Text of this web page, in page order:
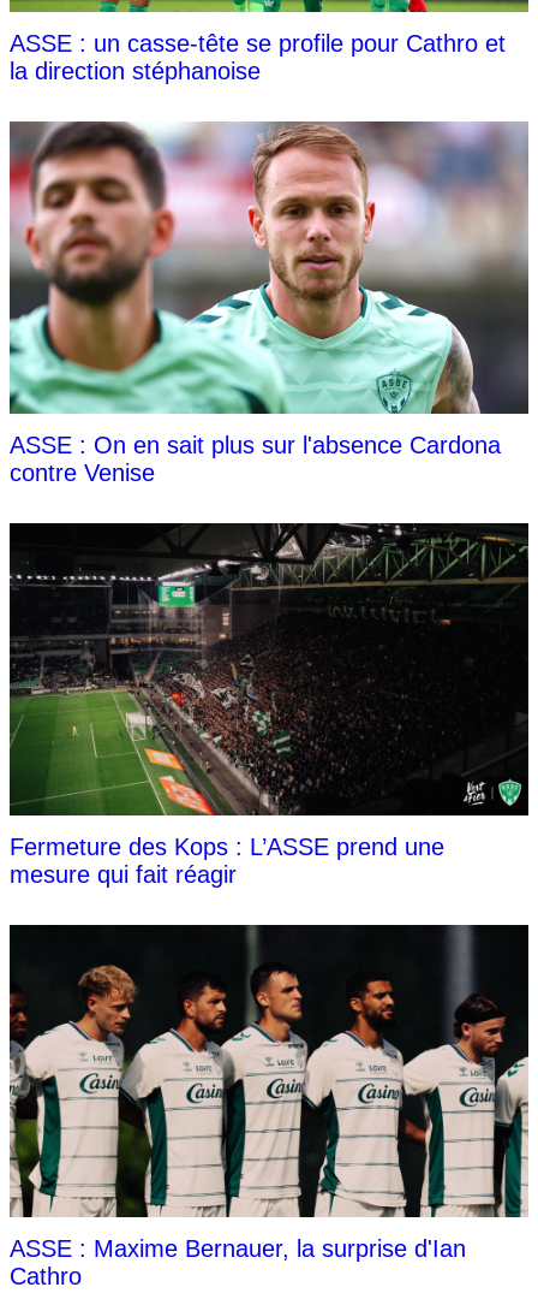
ASSE : un casse-tête se profile pour Cathro et
la direction stéphanoise
ASSE : On en sait plus sur l'absence Cardona
contre Venise
Fermeture des Kops : L’ASSE prend une
mesure qui fait réagir
ASSE : Maxime Bernauer, la surprise d'Ian
Cathro